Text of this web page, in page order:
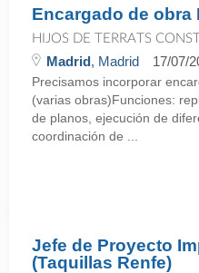
Encargado de obra
HIJOS DE TERRATS
Madrid, Madrid 17/07/
Precisamos incorporar
(varias obras)Funciones:
de planos, ejecución de
coordinación de ...
Jefe de Proyecto
(Taquillas Renfe)